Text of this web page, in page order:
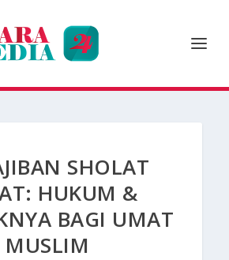
SHOLAT
HUKUM &
BAGI UMAT
MUSLIM